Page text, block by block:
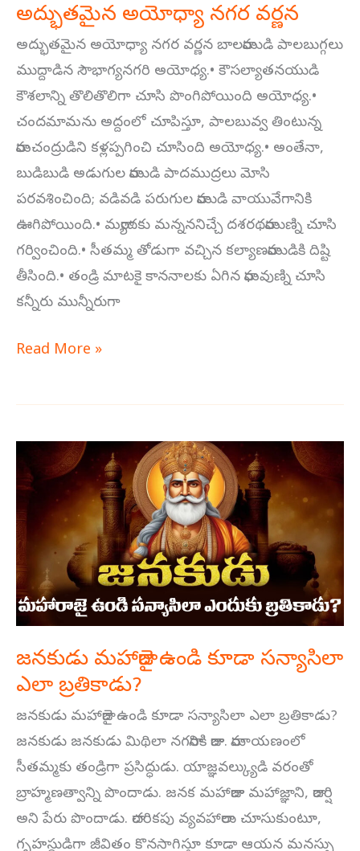
అద్భుతమైన అయోధ్యా నగర వర్ణన
అద్భుతమైన అయోధ్యా నగర వర్ణన బాలరాముడి పాలబుగ్గలు
ముద్దాడిన సౌభాగ్యనగరి అయోధ్య.• కౌసల్యాతనయుడి
కౌశలాన్ని తొలితొలిగా చూసి పొంగిపోయింది అయోధ్య.•
చందమామను అద్దంలో చూపిస్తూ, పాలబువ్వ తింటున్న
రామచంద్రుడిని కళ్లప్పగించి చూసింది అయోధ్య.• అంతేనా,
బుడిబుడి అడుగుల రాముడి పాదముద్రలు మోసి
పరవశించింది; వడివడి పరుగుల రాముడి వాయువేగానికి
ఊగిపోయింది.• మర్యాదకు మన్నననిచ్చే దశరథరాముణ్ని చూసి
గర్వించింది.• సీతమ్మ తోడుగా వచ్చిన కల్యాణరాముడికి దిష్టి
తీసింది.• తండ్రి మాటకై కాననాలకు ఏగిన రాఘవుణ్ని చూసి
కన్నీరు మున్నీరుగా
Read More »
జనకుడు మహారాజై ఉండి కూడా సన్యాసిలా
ఎలా బ్రతికాడు?
జనకుడు మహారాజై ఉండి కూడా సన్యాసిలా ఎలా బ్రతికాడు?
జనకుడు జనకుడు మిథిలా నగరానికి రాజు. రామాయణంలో
సీతమ్మకు తండ్రిగా ప్రసిద్ధుడు. యాజ్ఞవల్క్యుడి వరంతో
బ్రాహ్మణత్వాన్ని పొందాడు. జనక మహారాజు మహాజ్ఞాని, రాజర్షి
అని పేరు పొందాడు. రాచరికపు వ్యవహారాలు చూసుకుంటూ,
గృహస్థుడిగా జీవితం కొనసాగిస్తూ కూడా ఆయన మనస్సు
జనకుడు
మహారాజై
ఉండి
కూడా
సన్యాసిలా
ఎలా
బ్రతికాడు?